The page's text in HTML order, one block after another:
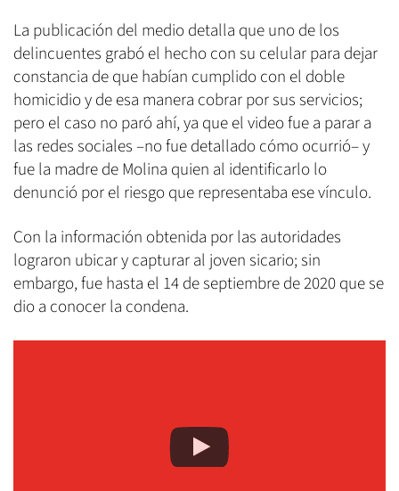
La publicación del medio detalla que uno de los
delincuentes grabó el hecho con su celular para dejar
constancia de que habían cumplido con el doble
homicidio y de esa manera cobrar por sus servicios;
pero el caso no paró ahí, ya que el video fue a parar a
las redes sociales –no fue detallado cómo ocurrió– y
fue la madre de Molina quien al identificarlo lo
denunció por el riesgo que representaba ese vínculo.
Con la información obtenida por las autoridades
lograron ubicar y capturar al joven sicario; sin
embargo, fue hasta el 14 de septiembre de 2020 que se
dio a conocer la condena.